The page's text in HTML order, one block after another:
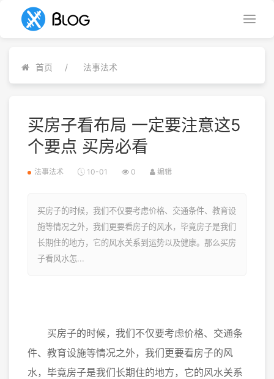
首页 法事法术
买房子看布局 一定要注意这5
个要点 买房必看
法事法术 10-01 0 编辑
买房子的时候，我们不仅要考虑价格、交通条件、教育设
施等情况之外，我们更要看房子的风水，毕竟房子是我们
长期住的地方，它的风水关系到运势以及健康。那么买房
子看风水怎...
买房子的时候，我们不仅要考虑价格、交通条
件、教育设施等情况之外，我们更要看房子的风
水，毕竟房子是我们长期住的地方，它的风水关系